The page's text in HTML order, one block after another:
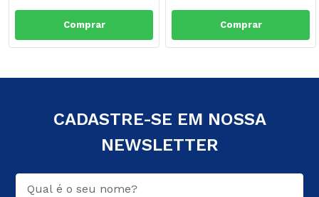
Comprar Comprar
CADASTRE-SE EM NOSSA
NEWSLETTER